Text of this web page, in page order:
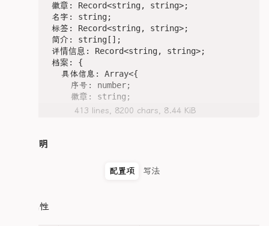
  徽章: Record<string, string>;
  名字: string;
  标签: Record<string, string>;
  简介: string[];
  详情信息: Record<string, string>;
  档案: {
    具体信息: Array<{
      序号: number;
      徽章: string;
    }>;
    };
      主标题: string;
413 lines, 8200 chars, 8.44 KiB
整体说明
配置项 写法
hero属性